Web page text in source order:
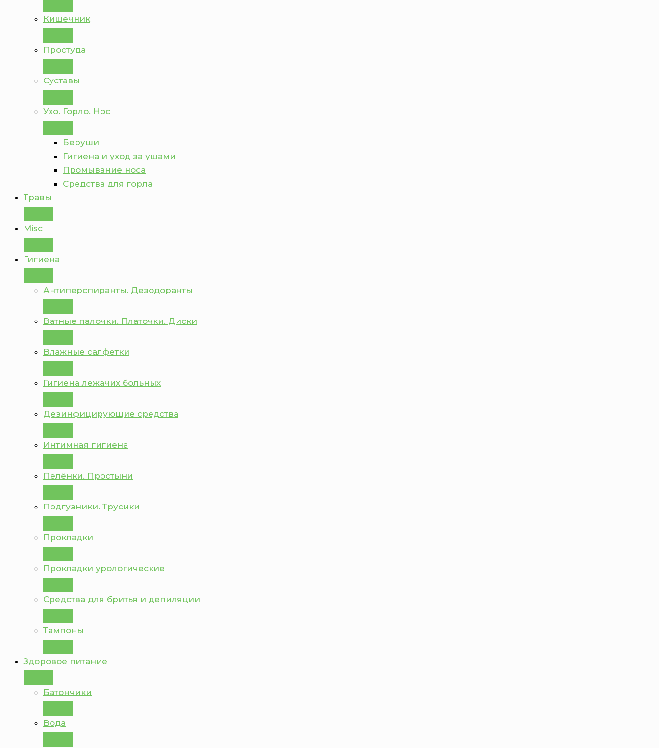
Кишечник
Простуда
Суставы
Ухо. Горло. Нос
Беруши
Гигиена и уход за ушами
Промывание носа
Средства для горла
Травы
Misc
Гигиена
Антиперспиранты. Дезодоранты
Ватные палочки. Платочки. Диски
Влажные салфетки
Гигиена лежачих больных
Дезинфицирующие средства
Интимная гигиена
Пелёнки. Простыни
Подгузники. Трусики
Прокладки
Прокладки урологические
Средства для бритья и депиляции
Тампоны
Здоровое питание
Батончики
Вода